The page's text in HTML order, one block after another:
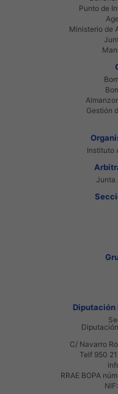
Punto de
Ministerio de
Gestión
Instituto
Junta
Diputación
C/ Navarro
Telf 950
RRAE BOPA